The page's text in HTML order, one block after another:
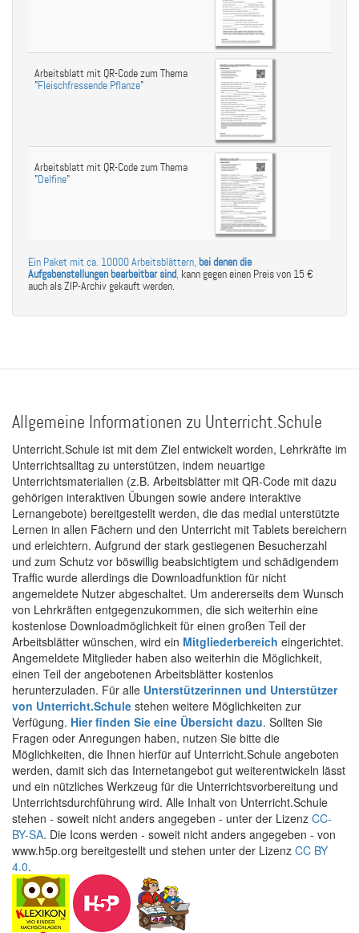
Arbeitsblatt mit QR-Code zum Thema
"Fleischfressende Pflanze"
Arbeitsblatt mit QR-Code zum Thema
"Delfine"
Ein Paket mit ca. 10000 Arbeitsblättern, bei denen die
Aufgabenstellungen bearbeitbar sind, kann gegen einen Preis von 15 €
auch als ZIP-Archiv gekauft werden.
Allgemeine Informationen zu Unterricht.Schule
Unterricht.Schule ist mit dem Ziel entwickelt worden, Lehrkräfte im
Unterrichtsalltag zu unterstützen, indem neuartige
Unterrichtsmaterialien (z.B. Arbeitsblätter mit QR-Code mit dazu
gehörigen interaktiven Übungen sowie andere interaktive
Lernangebote) bereitgestellt werden, die das medial unterstützte
Lernen in allen Fächern und den Unterricht mit Tablets bereichern
und erleichtern. Aufgrund der stark gestiegenen Besucherzahl
und zum Schutz vor böswillig beabsichtigtem und schädigendem
Traffic wurde allerdings die Downloadfunktion für nicht
angemeldete Nutzer abgeschaltet. Um andererseits dem Wunsch
von Lehrkräften entgegenzukommen, die sich weiterhin eine
kostenlose Downloadmöglichkeit für einen großen Teil der
Arbeitsblätter wünschen, wird ein Mitgliederbereich eingerichtet.
Angemeldete Mitglieder haben also weiterhin die Möglichkeit,
einen Teil der angebotenen Arbeitsblätter kostenlos
herunterzuladen. Für alle Unterstützerinnen und Unterstützer
von Unterricht.Schule stehen weitere Möglichkeiten zur
Verfügung. Hier finden Sie eine Übersicht dazu. Sollten Sie
Fragen oder Anregungen haben, nutzen Sie bitte die
Möglichkeiten, die Ihnen hierfür auf Unterricht.Schule angeboten
werden, damit sich das Internetangebot gut weiterentwickeln lässt
und ein nützliches Werkzeug für die Unterrichtsvorbereitung und
Unterrichtsdurchführung wird. Alle Inhalt von Unterricht.Schule
stehen - soweit nicht anders angegeben - unter der Lizenz CC-
BY-SA. Die Icons werden - soweit nicht anders angegeben - von
www.h5p.org bereitgestellt und stehen unter der Lizenz CC BY
4.0.